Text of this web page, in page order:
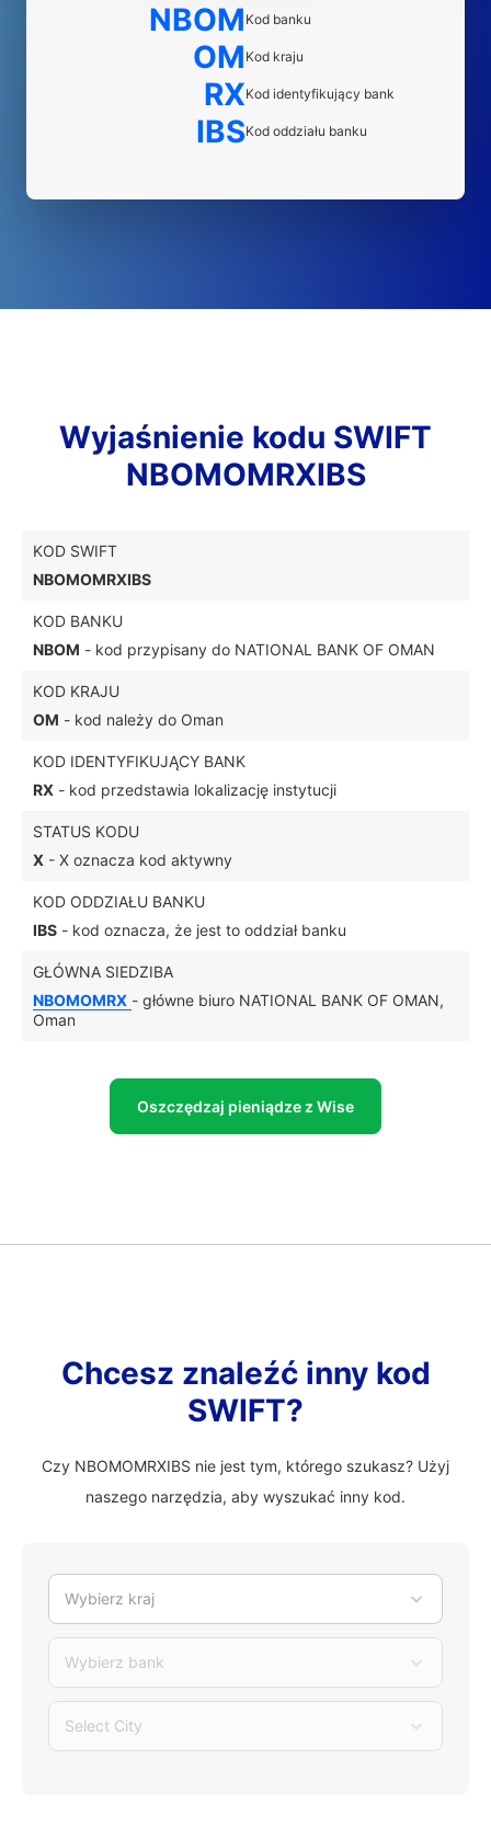
NBOM Kod banku
OM Kod kraju
RXKod identyfikujący bank
IBSKod oddziału banku
Wyjaśnienie kodu SWIFT
NBOMOMRXIBS
KOD SWIFT
NBOMOMRXIBS
KOD BANKU
NBOM - kod przypisany do NATIONAL BANK OF OMAN
KOD KRAJU
OM - kod należy do Oman
KOD IDENTYFIKUJĄCY BANK
RX - kod przedstawia lokalizację instytucji
STATUS KODU
X - X oznacza kod aktywny
KOD ODDZIAŁU BANKU
IBS - kod oznacza, że jest to oddział banku
GŁÓWNA SIEDZIBA
NBOMOMRX - główne biuro NATIONAL BANK OF OMAN,
Oman
Oszczędzaj pieniądze z Wise
Chcesz znaleźć inny kod
SWIFT?
Czy NBOMOMRXIBS nie jest tym, którego szukasz? Użyj
naszego narzędzia, aby wyszukać inny kod.
Wybierz kraj
Wybierz bank
Select City